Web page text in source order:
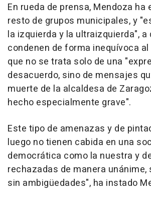
En rueda de prensa, Mendoza ha
resto de grupos municipales, y
la izquierda y la ultraizquierda", a
condenen de forma inequívoca
que no se trata solo de una
desacuerdo, sino de mensajes
muerte de la alcaldesa de
hecho especialmente grave".
Este tipo de amenazas y de
luego no tienen cabida en una
democrática como la nuestra y
rechazadas de manera
sin ambigüedades", ha instado